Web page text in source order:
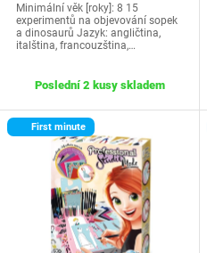
Minimální věk [roky]: 8 15
experimentů na objevování sopek
a dinosaurů Jazyk: angličtina,
italština, francouzština,…
Poslední 2 kusy skladem
First minute